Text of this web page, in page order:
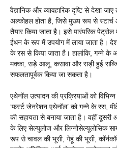
वैज्ञानिक और व्यावहारिक दृष्टि से देखा
अल्कोहल होता है, जिसे मुख्य रूप से
तैयार किया जाता है। इसे पारंपरिक
ईंधन के रूप में उपयोग में लाया जाता है।
के रस से किया जाता है। हालांकि, गन्ने के
मक्का, सड़े आलू, कसावा और सड़ी हुई
सफलतापूर्वक किया जा सकता है।
एथेनॉल उत्पादन की प्रक्रियाओं को
‘फर्स्ट जेनरेशन एथेनॉल’ को गन्ने के रस,
की सहायता से बनाया जाता है। वहीं
के लिए सेल्युलोज और लिग्नोसेल्यूलोसिक
रूप से चावल की भूसी, गेहूं की भूसी,